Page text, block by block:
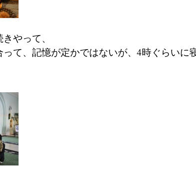
やって、
て、記憶が定かではないが、4時ぐらいに